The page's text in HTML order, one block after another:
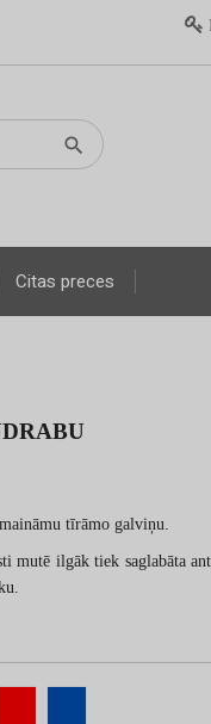
Citas preces
tīrāmo galviņu.
mutē ilgāk tiek saglabāta